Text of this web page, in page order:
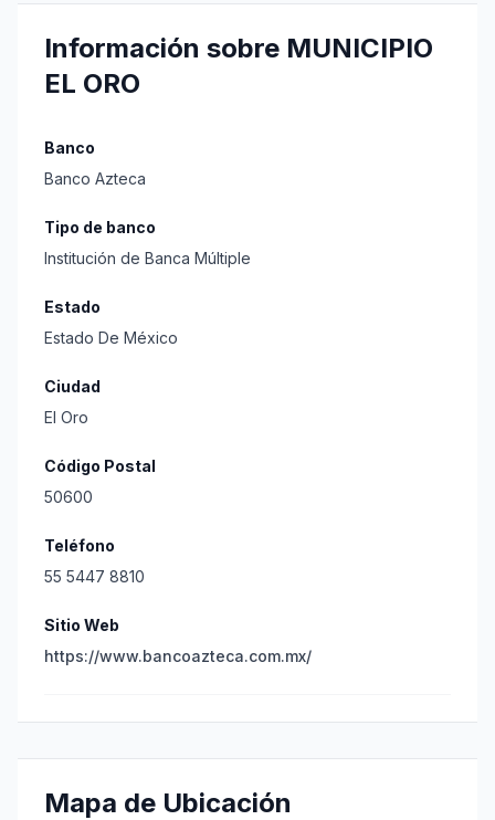
Información sobre MUNICIPIO
EL ORO
Banco
Banco Azteca
Tipo de banco
Institución de Banca Múltiple
Estado
Estado De México
Ciudad
El Oro
Código Postal
50600
Teléfono
55 5447 8810
Sitio Web
https://www.bancoazteca.com.mx/
Mapa de Ubicación